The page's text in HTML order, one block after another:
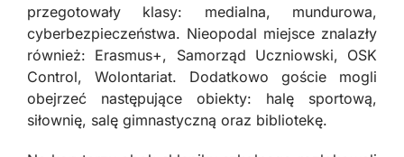
przegotowały klasy: medialna, mundurowa,
cyberbezpieczeństwa. Nieopodal miejsce znalazły
również: Erasmus+, Samorząd Uczniowski, OSK
Control, Wolontariat. Dodatkowo goście mogli
obejrzeć następujące obiekty: halę sportową,
siłownię, salę gimnastyczną oraz bibliotekę.